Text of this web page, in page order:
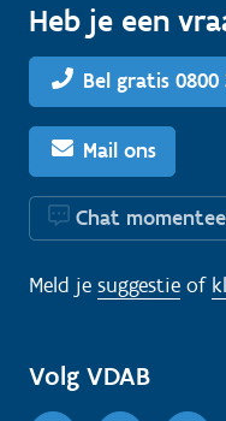
Heb je een
Bel gratis 0800
Mail ons
Chat
Meld je suggestie of
Volg VDAB